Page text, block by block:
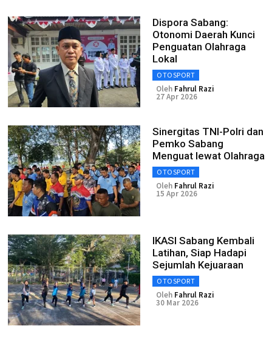
Dispora Sabang:
Otonomi Daerah Kunci
Penguatan Olahraga
Lokal
OTOSPORT
Oleh Fahrul Razi
27 Apr 2026
Sinergitas TNI-Polri dan
Pemko Sabang
Menguat lewat Olahraga
OTOSPORT
Oleh Fahrul Razi
15 Apr 2026
IKASI Sabang Kembali
Latihan, Siap Hadapi
Sejumlah Kejuaraan
OTOSPORT
Oleh Fahrul Razi
30 Mar 2026